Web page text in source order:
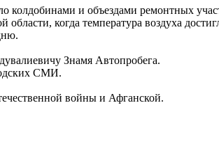
колдобинами и объездами ремонтных
области, когда температура воздуха
Знамя Автопробега.
СМИ.
войны и Афганской.